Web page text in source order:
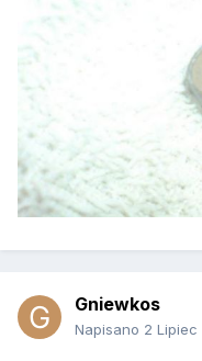
Gniewkos
Napisano 2 Lipiec